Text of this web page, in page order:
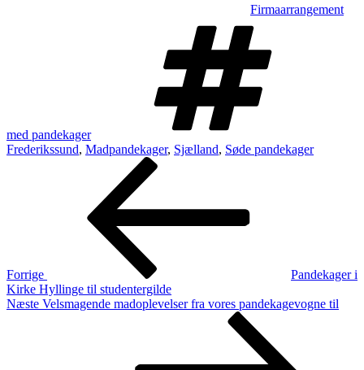
Firmaarrangement
med pandekager
Frederikssund, Madpandekager, Sjælland, Søde pandekager
Indlægsnavigation
Forrige
Pandekager i
Kirke Hyllinge til studentergilde
Næste
Næste Velsmagende madoplevelser fra vores pandekagevogne til